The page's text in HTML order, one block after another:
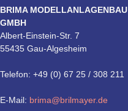
BRIMA MODELLANLAGENBAU
GMBH
Albert-Einstein-Str. 7
55435 Gau-Algesheim
Telefon: +49 (0) 67 25 / 308 211
E-Mail: brima@brilmayer.de